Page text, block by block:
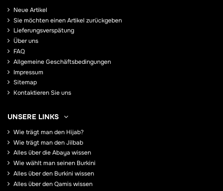
Neue Artikel
Sie möchten einen Artikel zurückgeben
Lieferungsverspätung
Über uns
FAQ
Allgemeine Geschäftsbedingungen
Impressum
Sitemap
Kontaktieren Sie uns
UNSERE LINKS
Wie trägt man den Hijab?
Wie trägt man den Jilbab
Alles über die Abaya wissen
Wie wählt man seinen Burkini
Alles über den Burkini wissen
Alles über den Qamis wissen